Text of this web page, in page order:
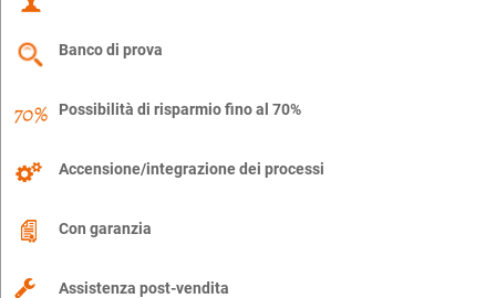
Banco di prova
Possibilità di risparmio fino al 70%
Accensione/integrazione dei processi
Con garanzia
Assistenza post-vendita